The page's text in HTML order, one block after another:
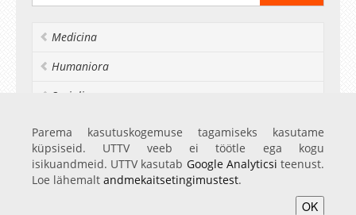
Medicina
Humaniora
Socialia
Realia et naturalia
Ülikoolist veel
Parema kasutuskogemuse tagamiseks kasutame
küpsiseid. UTTV veeb ei töötle ega kogu
isikuandmeid. UTTV kasutab Google Analyticsi teenust.
Loe lähemalt andmekaitsetingimustest.
OK